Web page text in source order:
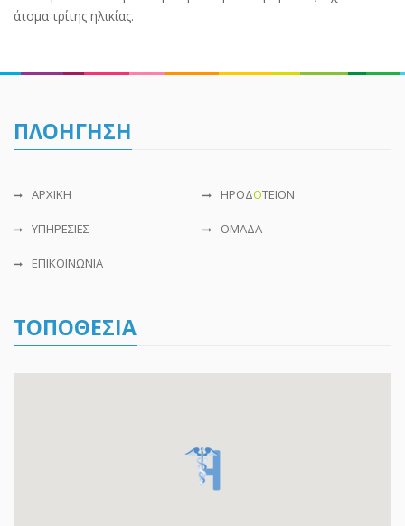
άτομα τρίτης ηλικίας.
ΠΛΟΗΓΗΣΗ
ΑΡΧΙΚΗ ΗΡΟΔΟΤΕΙΟΝ
ΥΠΗΡΕΣΙΕΣ ΟΜΑΔΑ
ΕΠΙΚΟΙΝΩΝIΑ
ΤΟΠΟΘΕΣΙΑ